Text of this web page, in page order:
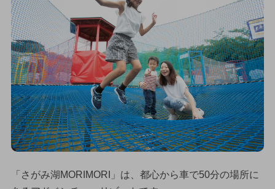
「さがみ湖MORIMORI」は、都心から車で50分の場所に